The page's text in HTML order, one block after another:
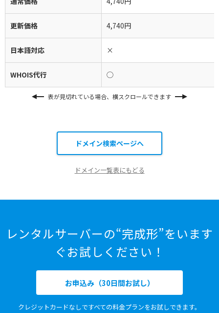
更新価格 4,740円
日本語対応 ×
WHOIS代行 ◯
表が見切れている場合、横スクロールできます
ドメイン検索ページへ
ドメイン一覧表にもどる
レンタルサーバーの“完成形”をいます
ぐお試しください！
お申込み（30日間お試し）
クレジットカードなしですべての料金プランをお試しできます。